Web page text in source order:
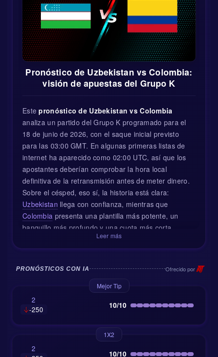
Pronóstico de Uzbekistan vs Colombia:
visión de apuestas del Grupo K
Estepronóstico de Uzbekistan vs Colombia
analiza un partido del Grupo K programado para el
18 de junio de 2026, con el saque inicial previsto
para las 03:00 GMT. En algunas primeras listas de
internet ha aparecido como 02:00 UTC, así que los
apostantes deberían comprobar la hora local
definitiva de la retransmisión antes de meter dinero.
Sobre el césped, eso sí, la historia está clara:
Uzbekistan llega con confianza, mientras que
Colombia presenta una plantilla más potente, un
banquillo más profundo y una cuota más corta.
Contexto del partido y panorama táctico
Uzbekistan ha ido creciendo de forma constante en el
fútbol asiático, y este tipo de partido es justo el que
querrá aprovechar para demostrar que es algo más
que un tapado bien organizado. Suelen ser
compactos, disciplinados y pacientes a la hora de
esperar el error rival. Contra un equipo como
Colombia, eso significa que la primera tarea es
sencilla: cerrar bien por dentro, defender el área con
Leer más
PRONÓSTICOS CON IA Ofrecido por
Mejor Tip
2
-250
10/10
1X2
2
10/10